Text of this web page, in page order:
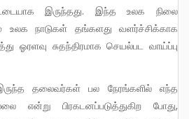
இருந்தது. இந்த உலக நிலை
உலக நாடுகள் தங்களது வளர்ச்சிக்காக
சுதந்திரமாக செயல்பட வாய்ப்பு
என்று பிரகடனப்படுத்துகிற போது,